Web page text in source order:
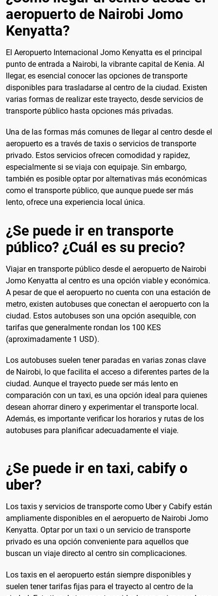
aeropuerto de Nairobi Jomo
Kenyatta?
El Aeropuerto Internacional Jomo Kenyatta es el principal
punto de entrada a Nairobi, la vibrante capital de Kenia. Al
llegar, es esencial conocer las opciones de transporte
disponibles para trasladarse al centro de la ciudad. Existen
varias formas de realizar este trayecto, desde servicios de
transporte público hasta opciones más privadas.
Una de las formas más comunes de llegar al centro desde el
aeropuerto es a través de taxis o servicios de transporte
privado. Estos servicios ofrecen comodidad y rapidez,
especialmente si se viaja con equipaje. Sin embargo,
también es posible optar por alternativas más económicas
como el transporte público, que aunque puede ser más
lento, ofrece una experiencia local única.
¿Se puede ir en transporte
público? ¿Cuál es su precio?
Viajar en transporte público desde el aeropuerto de Nairobi
Jomo Kenyatta al centro es una opción viable y económica.
A pesar de que el aeropuerto no cuenta con una estación de
metro, existen autobuses que conectan el aeropuerto con la
ciudad. Estos autobuses son una opción asequible, con
tarifas que generalmente rondan los 100 KES
(aproximadamente 1 USD).
Los autobuses suelen tener paradas en varias zonas clave
de Nairobi, lo que facilita el acceso a diferentes partes de la
ciudad. Aunque el trayecto puede ser más lento en
comparación con un taxi, es una opción ideal para quienes
desean ahorrar dinero y experimentar el transporte local.
Además, es importante verificar los horarios y rutas de los
autobuses para planificar adecuadamente el viaje.
¿Se puede ir en taxi, cabify o
uber?
Los taxis y servicios de transporte como Uber y Cabify están
ampliamente disponibles en el aeropuerto de Nairobi Jomo
Kenyatta. Optar por un taxi o un servicio de transporte
privado es una opción conveniente para aquellos que
buscan un viaje directo al centro sin complicaciones.
Los taxis en el aeropuerto están siempre disponibles y
suelen tener tarifas fijas para el trayecto al centro de la